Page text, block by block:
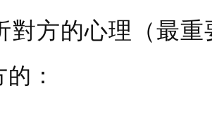
對方的心理（最
：